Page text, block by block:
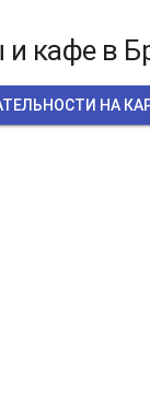
и кафе в
НА